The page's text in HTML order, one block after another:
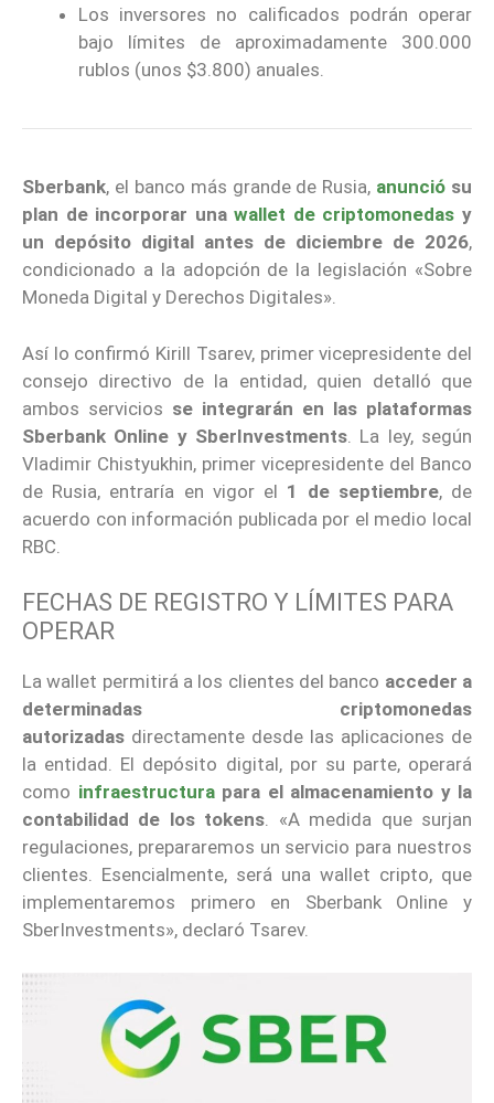
Los inversores no calificados podrán operar
bajo límites de aproximadamente 300.000
rublos (unos $3.800) anuales.
Sberbank, el banco más grande de Rusia, anunció su
plan de incorporar unawallet de criptomonedas y
un depósito digital antes de diciembre de 2026,
condicionado a la adopción de la legislación «Sobre
Moneda Digital y Derechos Digitales».
Así lo confirmó Kirill Tsarev, primer vicepresidente del
consejo directivo de la entidad, quien detalló que
ambos servicios se integrarán en las plataformas
Sberbank Online y SberInvestments . La ley, según
Vladimir Chistyukhin, primer vicepresidente del Banco
de Rusia, entraría en vigor el 1 de septiembre, de
acuerdo con información publicada por el medio local
RBC.
FECHAS DE REGISTRO Y LÍMITES PARA
OPERAR
La wallet permitirá a los clientes del banco acceder a
determinadas criptomonedas
autorizadas directamente desde las aplicaciones de
la entidad. El depósito digital, por su parte, operará
como infraestructurapara el almacenamiento y la
contabilidad de los tokens. «A medida que surjan
regulaciones, prepararemos un servicio para nuestros
clientes. Esencialmente, será una wallet cripto, que
implementaremos primero en Sberbank Online y
SberInvestments», declaró Tsarev.